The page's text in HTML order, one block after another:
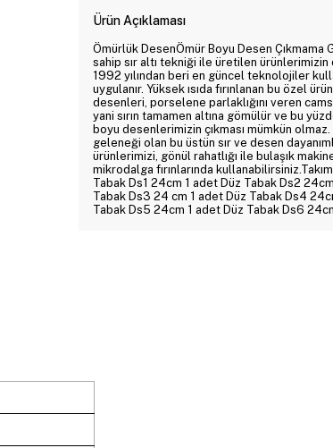
Ürün Açıklaması
Ömürlük DesenÖmür Boyu Desen Çıkmama
sahip sır altı tekniği ile üretilen ürünlerimizin
1992 yılından beri en güncel teknolojiler
uygulanır. Yüksek ısıda fırınlanan bu özel
desenleri, porselene parlaklığını veren
yani sırın tamamen altına gömülür ve bu
boyu desenlerimizin çıkması mümkün olmaz.
geleneği olan bu üstün sır ve desen
ürünlerimizi, gönül rahatlığı ile bulaşık
mikrodalga fırınlarında
Tabak Ds1 24cm 1 adet Düz Tabak Ds2
Tabak Ds3 24 cm 1 adet Düz Tabak Ds4
Tabak Ds5 24cm 1 adet Düz Tabak Ds6